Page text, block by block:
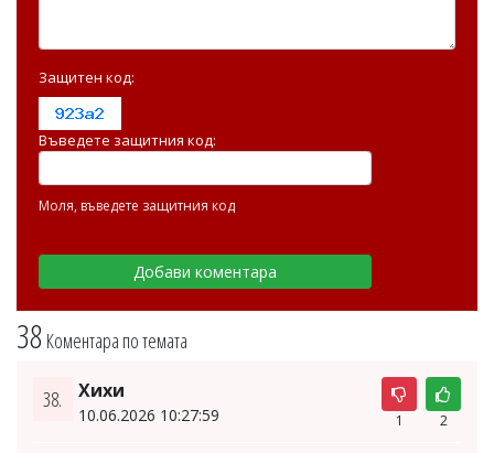
38 Коментара по темата
38. Хихи
10.06.2026 10:27:59 1 2
Защитен код:
Въведете защитния код:
Моля, въведете защитния код